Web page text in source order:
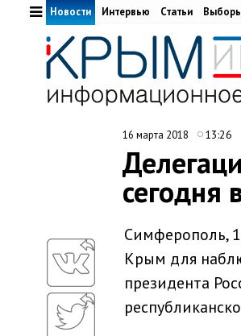
Новости Интервью Статьи
16 марта 2018 13:26
сегодня
Симферополь,
Крым для
президента